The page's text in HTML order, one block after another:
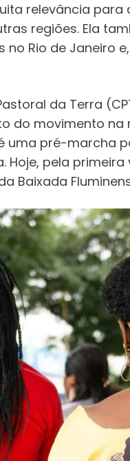
relevância para
regiões. Ela
Rio de Janeiro
da Terra
do movimento na
uma pré-marcha
pela
Baixada